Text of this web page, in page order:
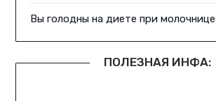
Вы голодны на диете при
ПОЛЕЗНАЯ ИНФА: